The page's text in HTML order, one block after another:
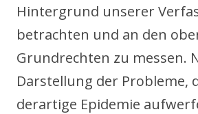
Hintergrund unserer
betrachten und an den
Grundrechten zu messen.
Darstellung der Probleme,
derartige Epidemie